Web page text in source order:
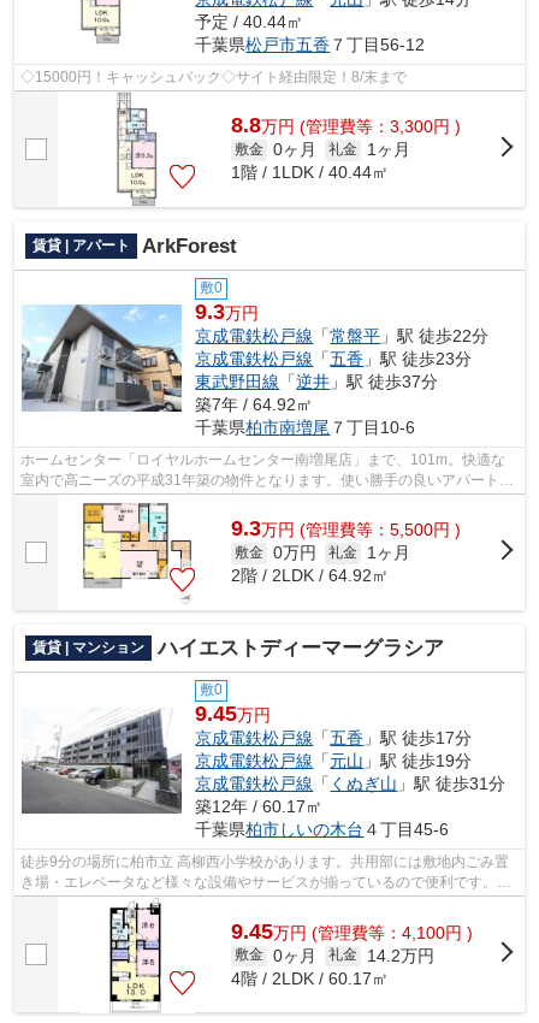
予定 / 40.44㎡
千葉県松戸市五香 ７丁目56-12
◇15000円！キャッシュバック◇サイト経由限定！8/末まで
8.8万円 (管理費等：3,300円 )
敷金 0ヶ月 礼金
1ヶ月
1階 / 1LDK / 40.44㎡
賃貸 | アパート ArkForest
敷0
9.3万円
京成電鉄松戸線 「常盤平 」駅 徒歩22分
京成電鉄松戸線 「五香 」駅 徒歩23分
東武野田線 「逆井 」駅 徒歩37分
築7年 / 64.92㎡
千葉県柏市南増尾 ７丁目10-6
ホームセンター「ロイヤルホームセンター南増尾店」まで、101m。快適な
室内で高ニーズの平成31年築の物件となります。使い勝手の良いアパートで
イチオシの物件です。最上階なので外か...
9.3万円 (管理費等：5,500円 )
敷金 0万円 礼金
1ヶ月
2階 / 2LDK / 64.92㎡
賃貸 | マンション ハイエストディーマーグラシア
敷0
9.45万円
京成電鉄松戸線 「五香 」駅 徒歩17分
京成電鉄松戸線 「元山 」駅 徒歩19分
京成電鉄松戸線 「 くぬぎ山 」駅 徒歩31分
築12年 / 60.17㎡
千葉県柏市しいの木台 ４丁目45-6
徒歩9分の場所に柏市立 高柳西小学校があります。共用部には敷地内ごみ置
き場・エレベータなど様々な設備やサービスが揃っているので便利です。こ
ちらの物件はマンションです。こちら...
9.45万円 (管理費等：4,100円 )
敷金 0ヶ月 礼金
14.2万円
4階 / 2LDK / 60.17㎡